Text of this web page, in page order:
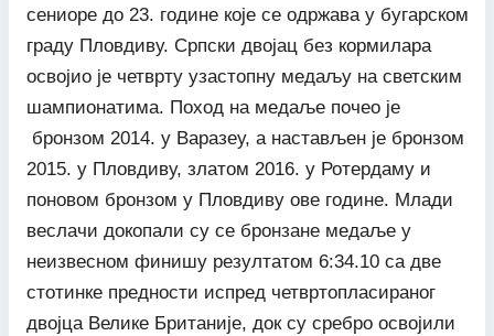
сениоре до 23. године које се одржава у бугарском
граду Пловдиву. Српски двојац без кормилара
освојио је четврту узастопну медаљу на светским
шампионатима. Поход на медаље почео је
бронзом 2014. у Варазеу, а настављен је бронзом
2015. у Пловдиву, златом 2016. у Ротердаму и
поновом бронзом у Пловдиву ове године. Млади
веслачи докопали су се бронзане медаље у
неизвесном финишу резултатом 6:34.10 са две
стотинке предности испред четвртопласираног
двојца Велике Британије, док су сребро освојили